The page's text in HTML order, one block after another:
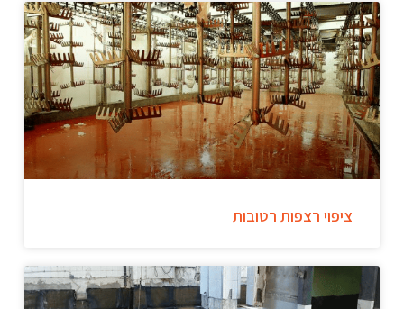
ציפוי רצפות רטובות